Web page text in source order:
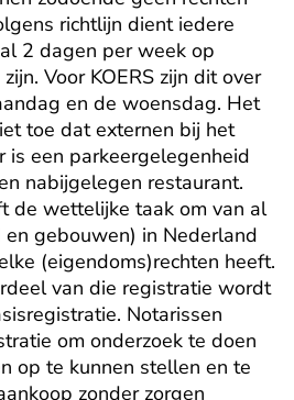
richtlijn dient iedere
2 dagen per week op
Voor KOERS zijn dit over
en de woensdag. Het
toe dat externen bij het
is een parkeergelegenheid
nabijgelegen restaurant.
de wettelijke taak om van al
gebouwen) in Nederland
(eigendoms)rechten heeft.
van die registratie wordt
Notarissen
om onderzoek te doen
op te kunnen stellen en te
zonder zorgen